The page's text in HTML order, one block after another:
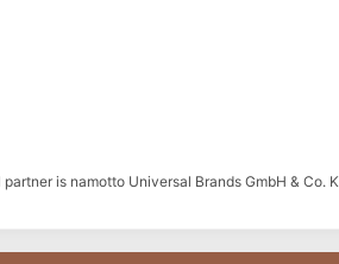
is namotto Universal Brands GmbH & Co.